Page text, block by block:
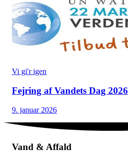
Vi gi'r igen
Fejring af Vandets Dag 2026
9. januar 2026
Vand & Affald